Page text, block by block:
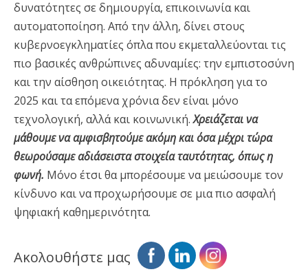
δυνατότητες σε δημιουργία, επικοινωνία και
αυτοματοποίηση. Από την άλλη, δίνει στους
κυβερνοεγκληματίες όπλα που εκμεταλλεύονται τις
πιο βασικές ανθρώπινες αδυναμίες: την εμπιστοσύνη
και την αίσθηση οικειότητας. Η πρόκληση για το
2025 και τα επόμενα χρόνια δεν είναι μόνο
τεχνολογική, αλλά και κοινωνική.Χρειάζεται να
μάθουμε να αμφισβητούμε ακόμη και όσα μέχρι τώρα
θεωρούσαμε αδιάσειστα στοιχεία ταυτότητας, όπως η
φωνή. Μόνο έτσι θα μπορέσουμε να μειώσουμε τον
κίνδυνο και να προχωρήσουμε σε μια πιο ασφαλή
ψηφιακή καθημερινότητα.
Ακολουθήστε μας